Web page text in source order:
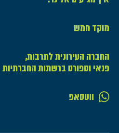
מוקד חמש
החברה העירונית לתרבות,
פנאי וספורט ברשתות החברתיות
ווטסאפ